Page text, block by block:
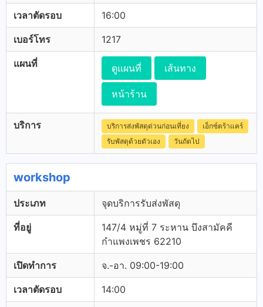
เวลาตัดรอบ 16:00
เบอร์โทร 1217
แผนที่ ดูแผนที่ เส้นทาง
หน้าร้าน
บริการ บริการส่งพัสดุด่วนก่อนเที่ยง
เอ็กซ์ตร้าแคร์
รับพัสดุด้วยตัวเอง
วันถัดไป
workshop
ประเภท จุดบริการรับส่งพัสดุ
ที่อยู่
147/4 หมู่ที่ 7 ระหาน บึงสามัคคี
กำแพงเพชร 62210
เปิดทำการ จ.-อา. 09:00-19:00
เวลาตัดรอบ 14:00